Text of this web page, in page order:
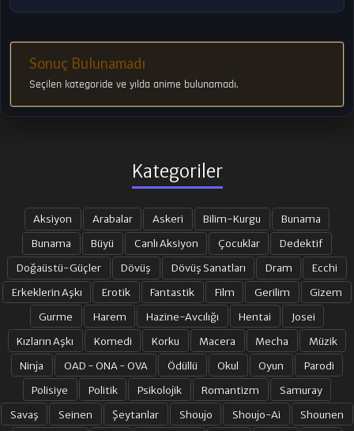
Sonuç Bulunamadı
Seçilen kategoride ve yılda anime bulunamadı.
Kategoriler
Aksiyon Arabalar Askeri Bilim-Kurgu
Bunama
Bunama
Büyü Canlı Aksiyon Çocuklar
Dedektif
Doğaüstü-Güçler
Dövüş Dövüş Sanatları Dram
Ecchi
Erkeklerin Aşkı
Erotik Fantastik Film Gerilim
Gizem
Gurme
Harem Hazine-Avcılığı Hentai
Josei
Kızların Aşkı
Komedi Korku Macera Mecha
Müzik
Ninja
OAD - ONA - OVA Ödüllü Okul Oyun
Parodi
Polisiye
Politik Psikolojik Romantizm
Samuray
Savaş
Seinen Şeytanlar Shoujo Shoujo-Ai
Shounen